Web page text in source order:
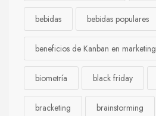
bebidas bebidas populares
beneficios de Kanban en marketing
biometría black friday
bracketing brainstorming